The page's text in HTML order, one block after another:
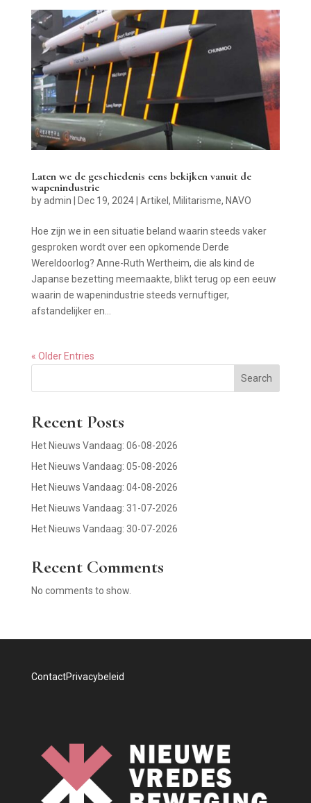
Laten we de geschiedenis eens bekijken vanuit de
wapenindustrie
byadmin Dec 19, 2024| Artikel , Militarisme, NAVO
Hoe zijn we in een situatie beland waarin steeds vaker
gesproken wordt over een opkomende Derde
Wereldoorlog? Anne-Ruth Wertheim, die als kind de
Japanse bezetting meemaakte, blikt terug op een eeuw
waarin de wapenindustrie steeds vernuftiger,
afstandelijker en...
« Older Entries
Search
Recent Posts
Het Nieuws Vandaag: 06-08-2026
Het Nieuws Vandaag: 05-08-2026
Het Nieuws Vandaag: 04-08-2026
Het Nieuws Vandaag: 31-07-2026
Het Nieuws Vandaag: 30-07-2026
Recent Comments
No comments to show.
ContactPrivacybeleid